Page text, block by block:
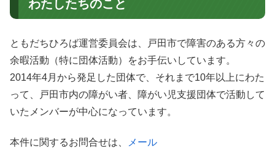
わたしたちのこと
ともだちひろば運営委員会は、戸田市で障害のある方々の
余暇活動（特に団体活動）をお手伝いしています。
2014年4月から発足した団体で、それまで10年以上にわた
って、戸田市内の障がい者、障がい児支援団体で活動して
いたメンバーが中心になっています。
本件に関するお問合せは、
メール